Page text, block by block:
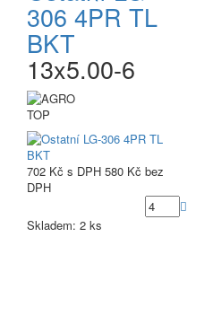
306 4PR TL
BKT
13x5.00-6
TOP
702 Kč s DPH 580 Kč bez
DPH
Skladem: 2 ks